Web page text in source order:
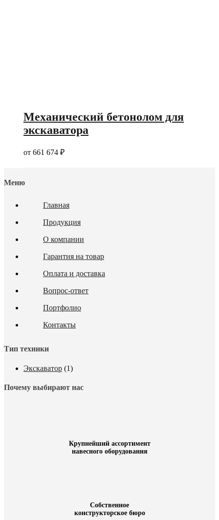
Механический бетонолом для
экскаватора
от 661 674 ₽
Меню
Главная
Продукция
О компании
Гарантия на товар
Оплата и доставка
Вопрос-ответ
Портфолио
Контакты
Тип техники
Экскаватор (1)
Почему выбирают нас
Крупнейший ассортимент
навесного оборудования
Собственное
конструкторское бюро